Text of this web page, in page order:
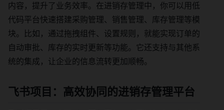
内容，提升了业务效率。在进销存管理中，你可以用低
代码平台快速搭建采购管理、销售管理、库存管理等模
块。比如，通过拖拽组件、设置规则，就能实现订单的
自动审批、库存的实时更新等功能。它还支持与其他系
统的集成，让企业的信息流转更加顺畅。
飞书项目：高效协同的进销存管理平台